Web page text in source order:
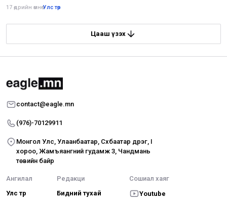
17 өдрийн өмнө•Улс төр
Цааш үзэх
contact@eagle.mn
(976)-70129911
Монгол Улс, Улаанбаатар, Сүхбаатар дүүрэг, I
хороо, Жамъяангүний гудамж 3, Чандмань
төвийн байр
Ангилал
Улс төр
Редакци
Бидний тухай
Сошиал хаяг
Youtube